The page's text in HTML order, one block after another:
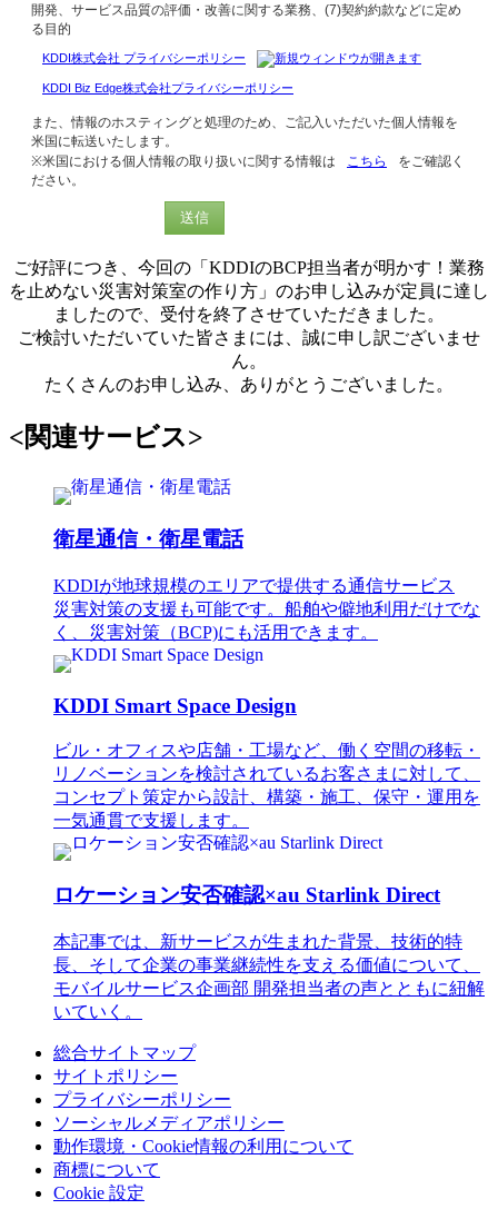
開発、サービス品質の評価・改善に関する業務、(7)契約約款などに定め
る目的
KDDI株式会社 プライバシーポリシー
KDDI Biz Edge株式会社プライバシーポリシー
また、情報のホスティングと処理のため、ご記入いただいた個人情報を
米国に転送いたします。
※米国における個人情報の取り扱いに関する情報は
こちら
をご確認く
ださい。
送信
ご好評につき、今回の「KDDIのBCP担当者が明かす！業務
を止めない災害対策室の作り方」のお申し込みが定員に達し
ましたので、受付を終了させていただきました。
ご検討いただいていた皆さまには、誠に申し訳ございませ
ん。
たくさんのお申し込み、ありがとうございました。
<関連サービス>
衛星通信・衛星電話
KDDIが地球規模のエリアで提供する通信サービス
災害対策の支援も可能です。船舶や僻地利用だけでな
く、災害対策（BCP)にも活用できます。
KDDI Smart Space Design
ビル・オフィスや店舗・工場など、働く空間の移転・
リノベーションを検討されているお客さまに対して、
コンセプト策定から設計、構築・施工、保守・運用を
一気通貫で支援します。
ロケーション安否確認×au Starlink Direct
本記事では、新サービスが生まれた背景、技術的特
長、そして企業の事業継続性を支える価値について、
モバイルサービス企画部 開発担当者の声とともに紐解
いていく。
総合サイトマップ
サイトポリシー
プライバシーポリシー
ソーシャルメディアポリシー
動作環境・Cookie情報の利用について
商標について
Cookie 設定